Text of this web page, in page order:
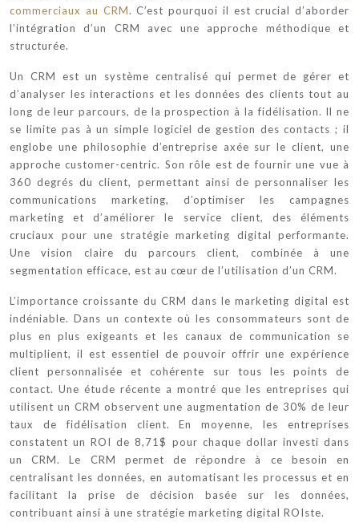
commerciaux au CRM. C’est pourquoi il est crucial d’aborder
l’intégration d’un CRM avec une approche méthodique et
structurée.
Un CRM est un système centralisé qui permet de gérer et
d’analyser les interactions et les données des clients tout au
long de leur parcours, de la prospection à la fidélisation. Il ne
se limite pas à un simple logiciel de gestion des contacts ; il
englobe une philosophie d’entreprise axée sur le client, une
approche customer-centric. Son rôle est de fournir une vue à
360 degrés du client, permettant ainsi de personnaliser les
communications marketing, d’optimiser les campagnes
marketing et d’améliorer le service client, des éléments
cruciaux pour une stratégie marketing digital performante.
Une vision claire du parcours client, combinée à une
segmentation efficace, est au cœur de l’utilisation d’un CRM.
L’importance croissante du CRM dans le marketing digital est
indéniable. Dans un contexte où les consommateurs sont de
plus en plus exigeants et les canaux de communication se
multiplient, il est essentiel de pouvoir offrir une expérience
client personnalisée et cohérente sur tous les points de
contact. Une étude récente a montré que les entreprises qui
utilisent un CRM observent une augmentation de 30% de leur
taux de fidélisation client. En moyenne, les entreprises
constatent un ROI de 8,71$ pour chaque dollar investi dans
un CRM. Le CRM permet de répondre à ce besoin en
centralisant les données, en automatisant les processus et en
facilitant la prise de décision basée sur les données,
contribuant ainsi à une stratégie marketing digital ROIste.